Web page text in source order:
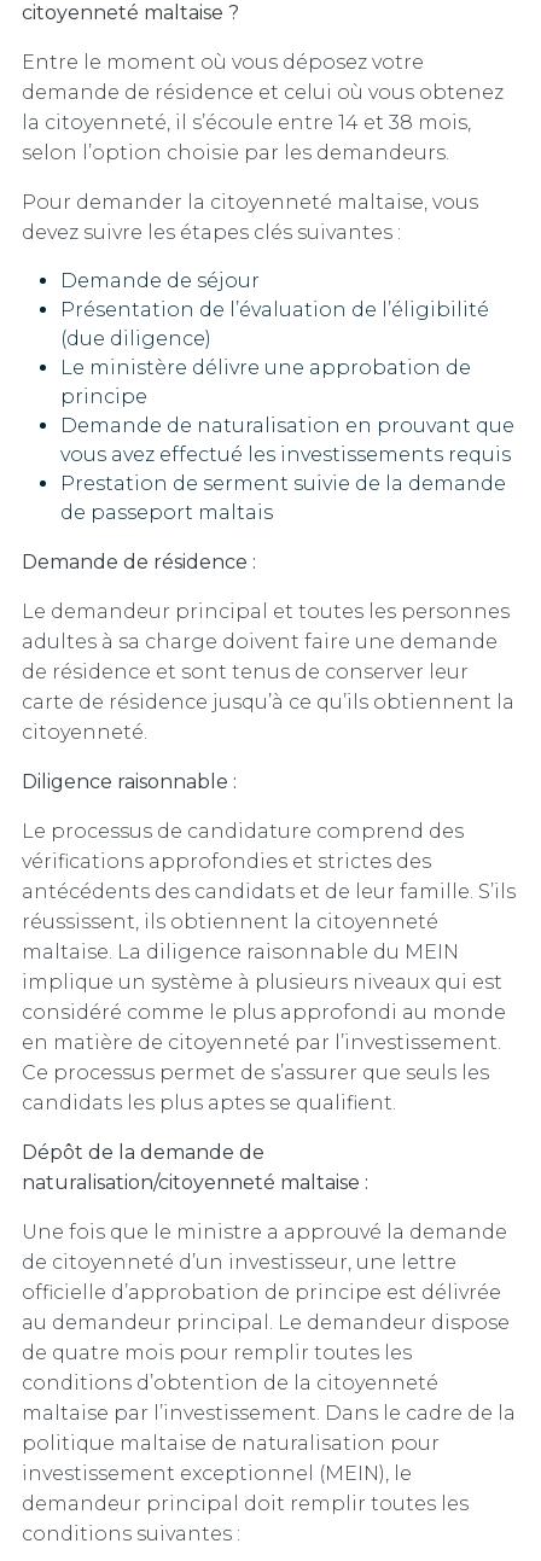
citoyenneté maltaise ?
Entre le moment où vous déposez votre
demande de résidence et celui où vous obtenez
la citoyenneté, il s’écoule entre 14 et 38 mois,
selon l’option choisie par les demandeurs.
Pour demander la citoyenneté maltaise, vous
devez suivre les étapes clés suivantes :
Demande de séjour
Présentation de l’évaluation de l’éligibilité
(due diligence)
Le ministère délivre une approbation de
principe
Demande de naturalisation en prouvant que
vous avez effectué les investissements requis
Prestation de serment suivie de la demande
de passeport maltais
Demande de résidence :
Le demandeur principal et toutes les personnes
adultes à sa charge doivent faire une demande
de résidence et sont tenus de conserver leur
carte de résidence jusqu’à ce qu’ils obtiennent la
citoyenneté.
Diligence raisonnable :
Le processus de candidature comprend des
vérifications approfondies et strictes des
antécédents des candidats et de leur famille. S’ils
réussissent, ils obtiennent la citoyenneté
maltaise. La diligence raisonnable du MEIN
implique un système à plusieurs niveaux qui est
considéré comme le plus approfondi au monde
en matière de citoyenneté par l’investissement.
Ce processus permet de s’assurer que seuls les
candidats les plus aptes se qualifient.
Dépôt de la demande de
naturalisation/citoyenneté maltaise :
Une fois que le ministre a approuvé la demande
de citoyenneté d’un investisseur, une lettre
officielle d’approbation de principe est délivrée
au demandeur principal. Le demandeur dispose
de quatre mois pour remplir toutes les
conditions d’obtention de la citoyenneté
maltaise par l’investissement. Dans le cadre de la
politique maltaise de naturalisation pour
investissement exceptionnel (MEIN), le
demandeur principal doit remplir toutes les
conditions suivantes :